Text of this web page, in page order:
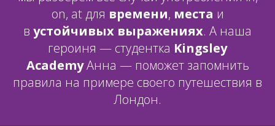
on, at для времени, места и
в устойчивых выражениях. А наша
героиня — студентка Kingsley
AcademyАнна — поможет запомнить
правила на примере своего путешествия в
Лондон.